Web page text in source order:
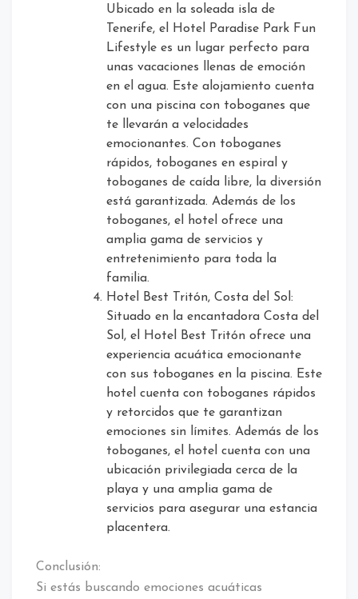
Ubicado en la soleada isla de
Tenerife, el Hotel Paradise Park Fun
Lifestyle es un lugar perfecto para
unas vacaciones llenas de emoción
en el agua. Este alojamiento cuenta
con una piscina con toboganes que
te llevarán a velocidades
emocionantes. Con toboganes
rápidos, toboganes en espiral y
toboganes de caída libre, la diversión
está garantizada. Además de los
toboganes, el hotel ofrece una
amplia gama de servicios y
entretenimiento para toda la
familia.
Hotel Best Tritón, Costa del Sol:
Situado en la encantadora Costa del
Sol, el Hotel Best Tritón ofrece una
experiencia acuática emocionante
con sus toboganes en la piscina. Este
hotel cuenta con toboganes rápidos
y retorcidos que te garantizan
emociones sin límites. Además de los
toboganes, el hotel cuenta con una
ubicación privilegiada cerca de la
playa y una amplia gama de
servicios para asegurar una estancia
placentera.
Conclusión:
Si estás buscando emociones acuáticas